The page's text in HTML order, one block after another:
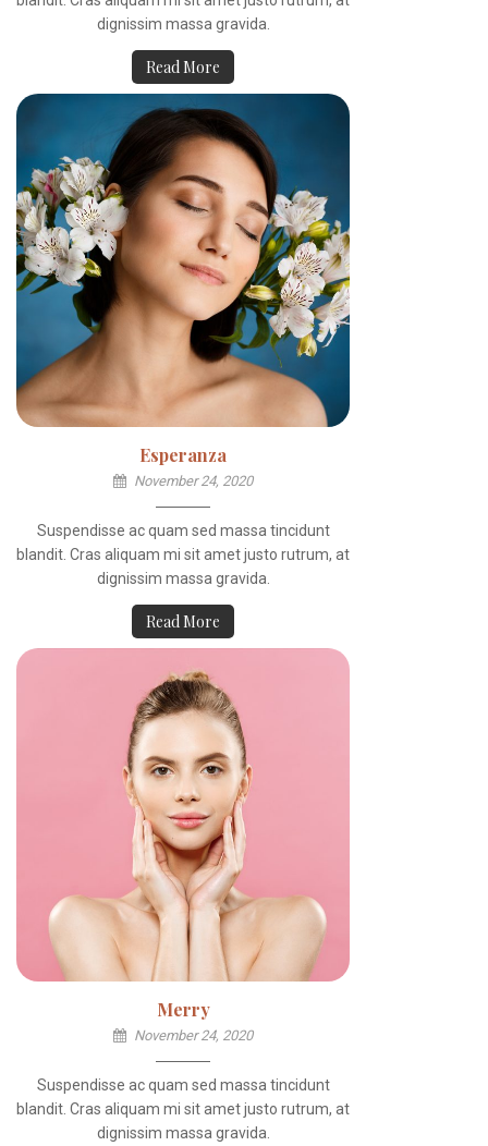
dignissim massa gravida.
Read More
Esperanza
November 24, 2020
Suspendisse ac quam sed massa tincidunt
blandit. Cras aliquam mi sit amet justo rutrum, at
dignissim massa gravida.
Read More
Merry
November 24, 2020
Suspendisse ac quam sed massa tincidunt
blandit. Cras aliquam mi sit amet justo rutrum, at
dignissim massa gravida.